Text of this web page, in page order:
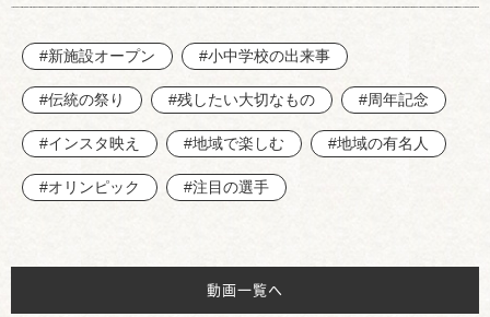
#新施設オープン #小中学校の出来事
#伝統の祭り #残したい大切なもの #周年記念
#インスタ映え #地域で楽しむ #地域の有名人
#オリンピック #注目の選手
動画一覧へ